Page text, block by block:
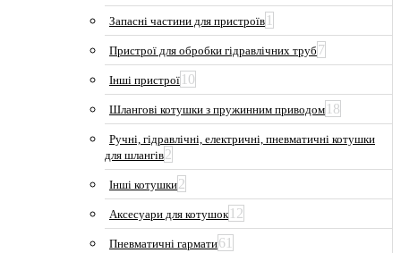
Запасні частини для пристроїв 1
Пристрої для обробки гідравлічних труб 7
Інші пристрої 10
Шлангові котушки з пружинним приводом 18
Ручні, гідравлічні, електричні, пневматичні котушки
для шлангів2
Інші котушки2
Аксесуари для котушок 12
Пневматичні гармати61